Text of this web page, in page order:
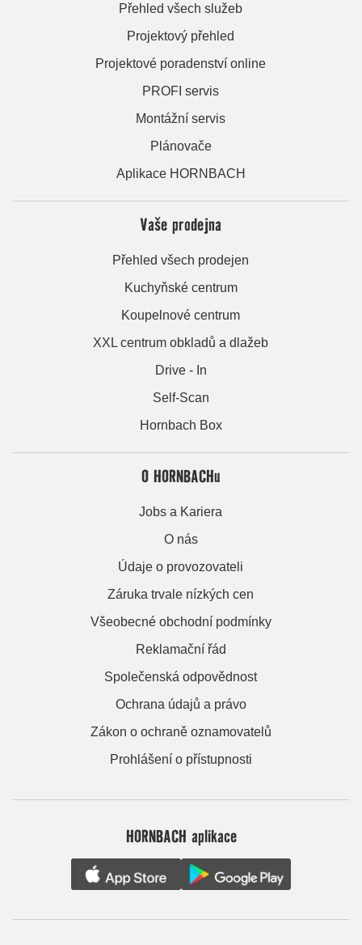
Přehled všech služeb
Projektový přehled
Projektové poradenství online
PROFI servis
Montážní servis
Plánovače
Aplikace HORNBACH
Vaše prodejna
Přehled všech prodejen
Kuchyňské centrum
Koupelnové centrum
XXL centrum obkladů a dlažeb
Drive - In
Self-Scan
Hornbach Box
O HORNBACHu
Jobs a Kariera
O nás
Údaje o provozovateli
Záruka trvale nízkých cen
Všeobecné obchodní podmínky
Reklamační řád
Společenská odpovědnost
Ochrana údajů a právo
Zákon o ochraně oznamovatelů
Prohlášení o přístupnosti
HORNBACH aplikace